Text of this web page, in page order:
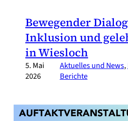
Bewegender
Inklusion und
in Wiesloch
5. Mai
2026
Aktuelles und News,
Berichte